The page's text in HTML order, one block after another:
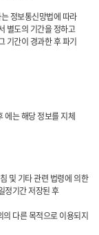
정보통신망법에 따라
별도의 기간을 정하고
기간이 경과한 후 파기
에는 해당 정보를 지체
및 기타 관련 법령에 의한
정기간 저장된 후
다른 목적으로 이용되지